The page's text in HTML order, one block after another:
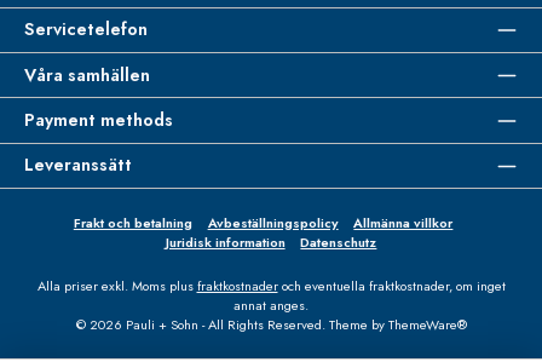
Servicetelefon
Våra samhällen
Payment methods
Leveranssätt
Frakt och betalning Avbeställningspolicy
Allmänna villkor
Juridisk information
Datenschutz
Alla priser exkl. Moms plusfraktkostnaderoch eventuella fraktkostnader, om inget
annat anges.
© 2026 Pauli + Sohn - All Rights Reserved. Theme byThemeWare®